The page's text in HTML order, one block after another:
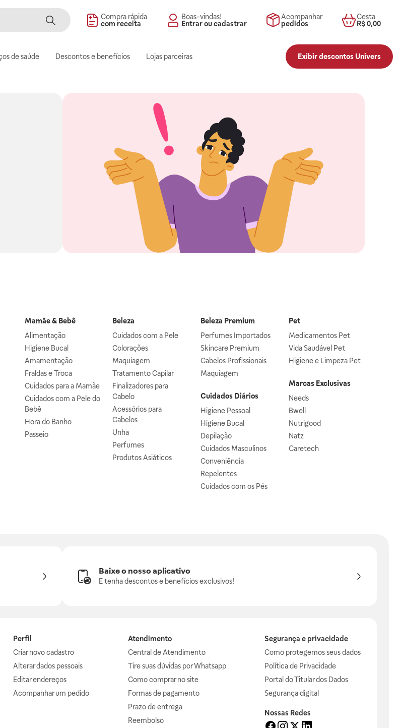
Compra rápida
com receita
Boas-vindas!
Entrar ou cadastrar
Acompanhar
pedidos
Cesta
R$ 0,00
de saúde Descontos e benefícios Lojas parceiras Exibir descontos Univers
Mamãe & Bebê
Alimentação
Higiene Bucal
Amamentação
Fraldas e Troca
Cuidados para a Mamãe
Cuidados com a Pele do
Bebê
Hora do Banho
Passeio
Beleza
Cuidados com a Pele
Colorações
Maquiagem
Tratamento Capilar
Finalizadores para
Cabelo
Acessórios para
Cabelos
Unha
Perfumes
Produtos Asiáticos
Beleza Premium
Perfumes Importados
Skincare Premium
Cabelos Profissionais
Maquiagem
Cuidados Diários
Higiene Pessoal
Higiene Bucal
Depilação
Cuidados Masculinos
Conveniência
Repelentes
Cuidados com os Pés
Pet
Medicamentos Pet
Vida Saudável Pet
Higiene e Limpeza Pet
Marcas Exclusivas
Needs
Bwell
Nutrigood
Natz
Caretech
Baixe o nosso aplicativo
E tenha descontos e benefícios exclusivos!
Perfil
Criar novo cadastro
Alterar dados pessoais
Editar endereços
Acompanhar um pedido
Atendimento
Central de Atendimento
Tire suas dúvidas por Whatsapp
Como comprar no site
Formas de pagamento
Prazo de entrega
Reembolso
Segurança e privacidade
Como protegemos seus dados
Política de Privacidade
Portal do Titular dos Dados
Segurança digital
Nossas Redes